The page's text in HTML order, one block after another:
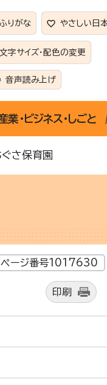
ふりがな やさしい日
文字サイズ・配色の変更
音声読み上げ
業・ビジネス・しごと
さ保育園
ページ番号1017630
印刷